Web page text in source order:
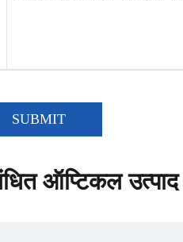
SUBMIT
ऑप्टिकल उत्पाद